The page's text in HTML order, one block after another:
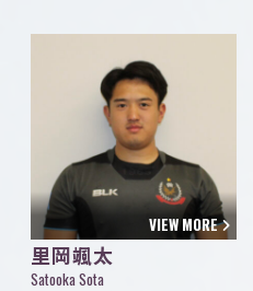
VIEW MORE
里岡颯太
Satooka Sota